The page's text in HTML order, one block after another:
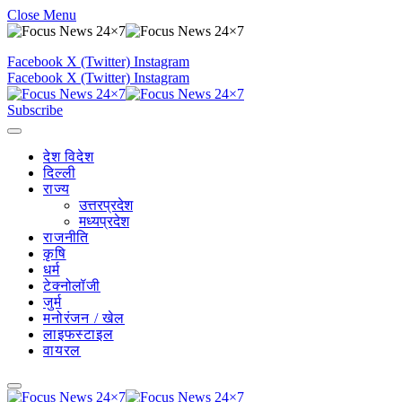
Close Menu
Facebook X (Twitter) Instagram
Facebook X (Twitter) Instagram
Subscribe
देश विदेश
दिल्ली
राज्य
उत्तरप्रदेश
मध्यप्रदेश
राजनीति
कृषि
धर्म
टेक्नोलॉजी
जुर्म
मनोरंजन / खेल
लाइफस्टाइल
वायरल